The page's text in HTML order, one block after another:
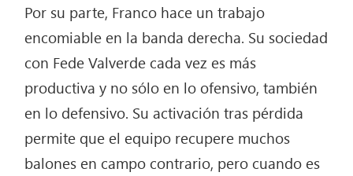
Por su parte, Franco hace un trabajo
encomiable en la banda derecha. Su sociedad
con Fede Valverde cada vez es más
productiva y no sólo en lo ofensivo, también
en lo defensivo. Su activación tras pérdida
permite que el equipo recupere muchos
balones en campo contrario, pero cuando es